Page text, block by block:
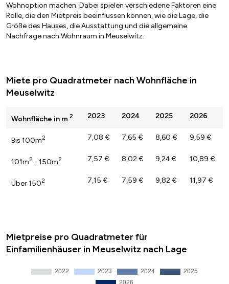
Wohnoption machen. Dabei spielen verschiedene Faktoren eine
Rolle, die den Mietpreis beeinflussen können, wie die Lage, die
Größe des Hauses, die Ausstattung und die allgemeine
Nachfrage nach Wohnraum in Meuselwitz.
Miete pro Quadratmeter nach Wohnfläche in
Meuselwitz
Wohnfläche in m 2 2023 2024 2025 2026
Bis 100m2 7,08 € 7,65 € 8,60 € 9,59 €
101m2 - 150m2 7,57 € 8,02 € 9,24 € 10,89 €
Über 1502 7,15 € 7,59 € 9,82 € 11,97 €
Mietpreise pro Quadratmeter für
Einfamilienhäuser in Meuselwitz nach Lage